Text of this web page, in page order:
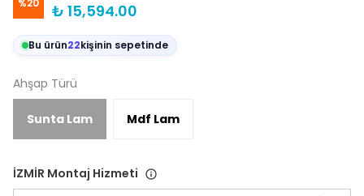
%20 ₺ 15,594.00
Bu ürün22kişinin sepetinde
Ahşap Türü
Sunta Lam Mdf Lam
İZMİR Montaj Hizmeti